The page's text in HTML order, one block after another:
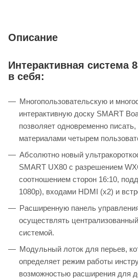
Описание
Интерактивная система
в себя:
Многопользовательскую и
интерактивную доску SMART
позволяет одновременно
материалами четырем
Абсолютно новый
SMART UX80 с разрешением
соотношением сторон 16:10,
1080p), входами HDMI (x2) и
Расширенную панель
осуществлять
системой.
Модульный лоток для перьев,
определяет режим работы
возможностью расширения для